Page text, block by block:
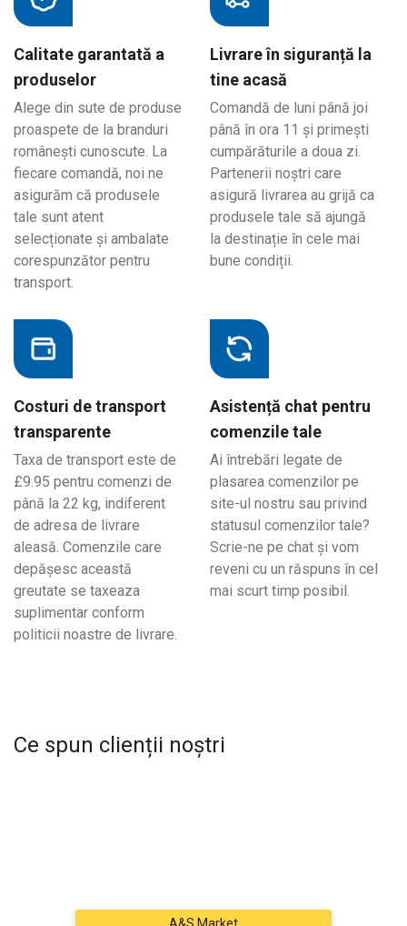
Calitate garantată a
produselor
Alege din sute de produse
proaspete de la branduri
românești cunoscute. La
fiecare comandă, noi ne
asigurăm că produsele
tale sunt atent
selecționate și ambalate
corespunzător pentru
transport.
Livrare în siguranță la
tine acasă
Comandă de luni până joi
până în ora 11 și primești
cumpărăturile a doua zi.
Partenerii noștri care
asigură livrarea au grijă ca
produsele tale să ajungă
la destinație în cele mai
bune condiții.
Costuri de transport
transparente
Taxa de transport este de
£9.95 pentru comenzi de
până la 22 kg, indiferent
de adresa de livrare
aleasă. Comenzile care
depășesc această
greutate se taxeaza
suplimentar conform
politicii noastre de livrare.
Asistență chat pentru
comenzile tale
Ai întrebări legate de
plasarea comenzilor pe
site-ul nostru sau privind
statusul comenzilor tale?
Scrie-ne pe chat și vom
reveni cu un răspuns în cel
mai scurt timp posibil.
Ce spun clienții noștri